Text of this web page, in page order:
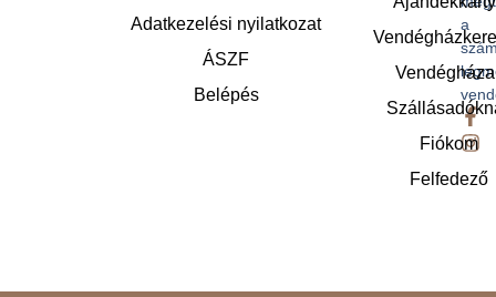
a
Fiókom
Felfedező
Adatkezelési nyilatkozat
ÁSZF
Belépés